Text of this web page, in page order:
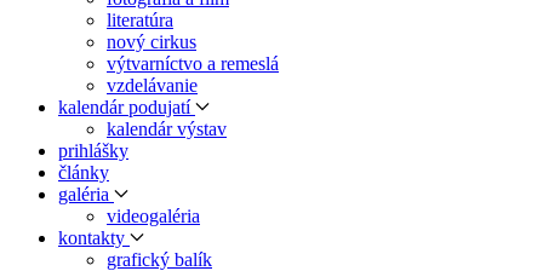
literatúra
nový cirkus
výtvarníctvo a remeslá
vzdelávanie
kalendár podujatí
kalendár výstav
prihlášky
články
galéria
videogaléria
kontakty
grafický balík